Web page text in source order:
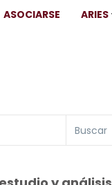
ASOCIARSE ARIES
Buscar